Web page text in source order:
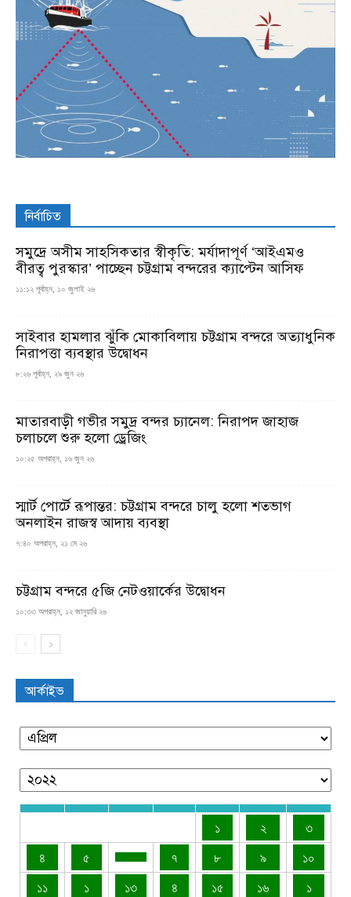
নির্বাচিত
সমুদ্রে অসীম সাহসিকতার স্বীকৃতি: মর্যাদাপূর্ণ ‘আইএমও
বীরত্ব পুরস্কার’ পাচ্ছেন চট্টগ্রাম বন্দরের ক্যাপ্টেন আসিফ
১১:১২ পূর্বাহ্ন, ১০ জুলাই ২৬
সাইবার হামলার ঝুঁকি মোকাবিলায় চট্টগ্রাম বন্দরে অত্যাধুনিক
নিরাপত্তা ব্যবস্থার উদ্বোধন
৮:২৬ পূর্বাহ্ন, ২৯ জুন ২৬
মাতারবাড়ী গভীর সমুদ্র বন্দর চ্যানেল: নিরাপদ জাহাজ
চলাচলে শুরু হলো ড্রেজিং
১০:২৫ অপরাহ্ন, ১৬ জুন ২৬
স্মার্ট পোর্টে রূপান্তর: চট্টগ্রাম বন্দরে চালু হলো শতভাগ
অনলাইন রাজস্ব আদায় ব্যবস্থা
৭:৪০ অপরাহ্ন, ২১ মে ২৬
চট্টগ্রাম বন্দরে ৫জি নেটওয়ার্কের উদ্বোধন
১০:৩৩ অপরাহ্ন, ১২ জানুয়ারি ২৬
আর্কাইভ
১ ২
৩
৪
৫ ৭ ৮ ৯
১০
১১
১ ১৩ ৪ ১৫ ১৬
১